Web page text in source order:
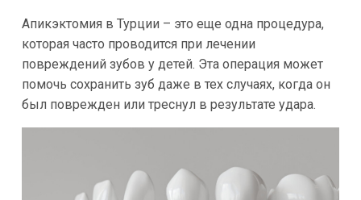
Апикэктомия в Турции – это еще одна процедура,
которая часто проводится при лечении
повреждений зубов у детей. Эта операция может
помочь сохранить зуб даже в тех случаях, когда он
был поврежден или треснул в результате удара.